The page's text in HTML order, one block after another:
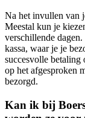
Na het invullen van
Meestal kun je
verschillende
kassa, waar je je
succesvolle betaling
op het afgesproken
bezorgd.
Kan ik bij